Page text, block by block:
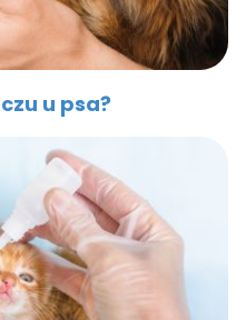
u psa?